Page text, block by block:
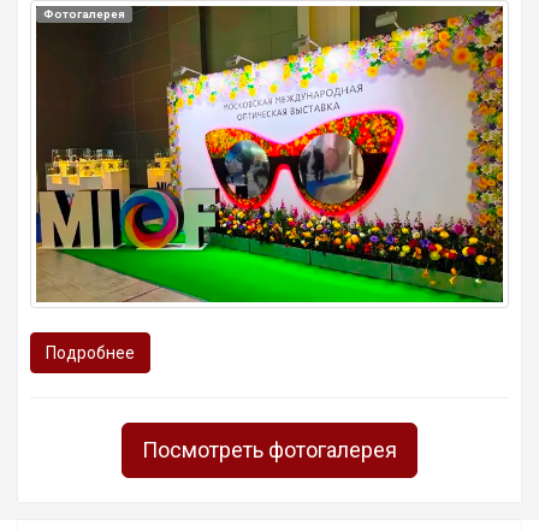
Фотогалерея
Подробнее
Посмотреть фотогалерея